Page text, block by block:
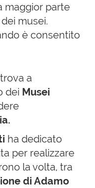
maggior parte
musei.
è consentito
a
dei Musei
ha dedicato
per realizzare
la volta, tra
di Adamo